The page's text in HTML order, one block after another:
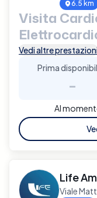
6.5 km
Visita
Vedi altre
Prima
-
Al
Life
Viale